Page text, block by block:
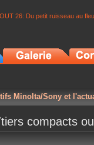
26: Du petit ruisseau au
Minolta/Sony et
compacts